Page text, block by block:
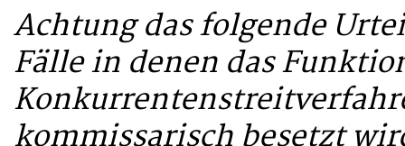
Achtung das folgende
Fälle in denen das
kommissarisch besetzt